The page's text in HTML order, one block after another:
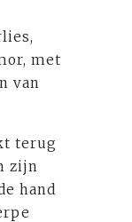
met
van
terug
zijn
hand